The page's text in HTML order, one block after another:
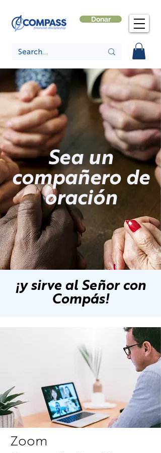
Donar
Sea un
compañero de
oración
¡y sirve al Señor con
Compás!
Zoom